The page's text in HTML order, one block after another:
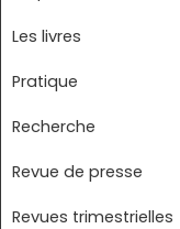
Les livres
Pratique
Recherche
Revue de presse
Revues trimestrielles